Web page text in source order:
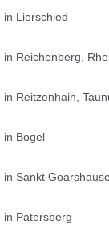
in Lierschied
in Reichenberg,
in Reitzenhain,
in Bogel
in Sankt
in Patersberg